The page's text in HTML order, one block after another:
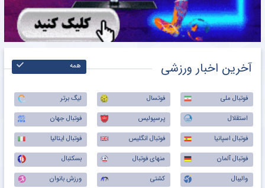
آخرین اخبار ورزشی همه
فوتبال ملی فوتسال
لیگ برتر
استقلال
پرسپولیس
فوتبال جهان
فوتبال اسپانیا
فوتبال انگلیس
فوتبال ایتالیا
فوتبال آلمان
منهای فوتبال
بسکتبال
والیبال
کشتی
ورزش بانوان